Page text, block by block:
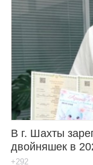
В г. Шахты
двойняшек в
+292